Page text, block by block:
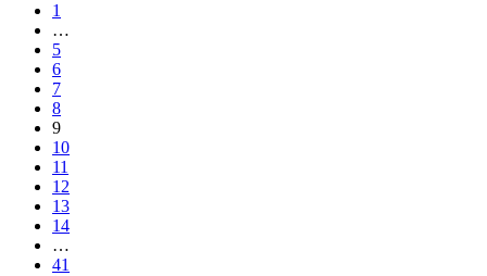
1
…
5
6
7
8
9
10
11
12
13
14
…
41